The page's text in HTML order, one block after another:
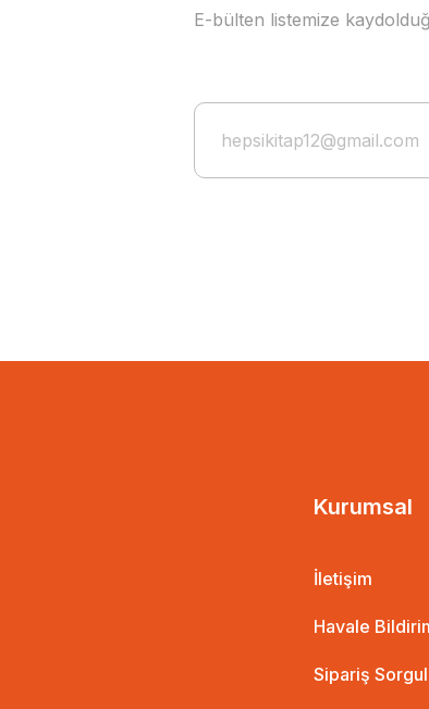
E-bülten listemize
Kurumsal
İletişim
Havale
Sipariş